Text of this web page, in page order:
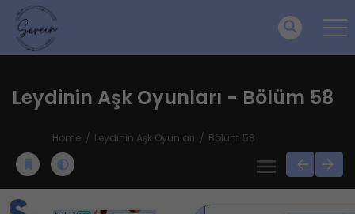
Leydinin Aşk Oyunları - Bölüm 58
Home Leydinin Aşk Oyunları Bölüm 58